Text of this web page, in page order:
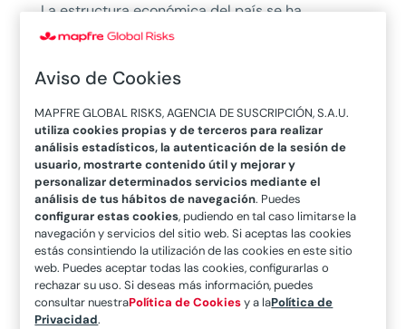
La estructura económica del país se ha
fortalecido gracias a la
entrada de capital extranjero
último informe del ICEX, su PIB pasó de 270.145
millones de dólares en 2020 a 344.000 millones
de dólares en 2022. Este recorrido ha sido
moderado en el presente ejercicio: en lo que
llevamos de año, el PIB de la región ha crecido
en total un 1% respecto a 2022, pero en concreto
en eltercer trimestre de 2023 el PIBen su serie
original decreció un 0,3% respecto al ejercicio
anterior.
Aviso de Cookies
MAPFRE GLOBAL RISKS, AGENCIA DE SUSCRIPCIÓN, S.A.U.
utiliza cookies propias y de terceros para realizar
análisis estadísticos, la autenticación de la sesión de
usuario, mostrarte contenido útil y mejorar y
personalizar determinados servicios mediante el
análisis de tus hábitos de navegación. Puedes
configurar estas cookies, pudiendo en tal caso limitarse la
navegación y servicios del sitio web. Si aceptas las cookies
estás consintiendo la utilización de las cookies en este sitio
web. Puedes aceptar todas las cookies, configurarlas o
rechazar su uso. Si deseas más información, puedes
consultar nuestraPolítica de Cookiesy a laPolítica de
Privacidad.